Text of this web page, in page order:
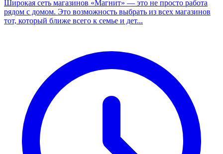
Широкая сеть магазинов «Магнит» — это не просто работа
рядом с домом. Это возможность выбрать из всех магазинов
тот, который ближе всего к семье и дет...